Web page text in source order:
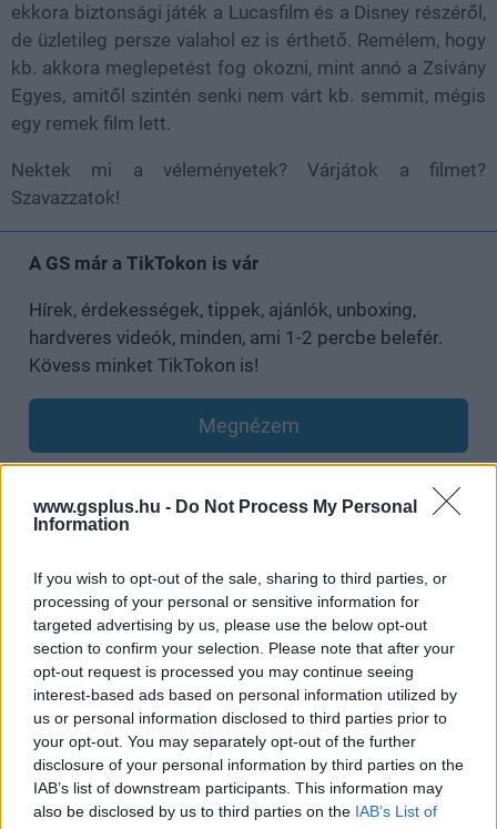
www.gsplus.hu - Do Not Process My Personal
Information
If you wish to opt-out of the sale, sharing to third parties, or
processing of your personal or sensitive information for
targeted advertising by us, please use the below opt-out
section to confirm your selection. Please note that after your
opt-out request is processed you may continue seeing
interest-based ads based on personal information utilized by
us or personal information disclosed to third parties prior to
your opt-out. You may separately opt-out of the further
disclosure of your personal information by third parties on the
IAB’s list of downstream participants. This information may
also be disclosed by us to third parties on the IAB’s List of
ekkora biztonsági játék a Lucasfilm és a Disney részéről,
de üzletileg persze valahol ez is érthető. Remélem, hogy
kb. akkora meglepetést fog okozni, mint annó a Zsivány
Egyes, amitől szintén senki nem várt kb. semmit, mégis
egy remek film lett.
Nektek mi a véleményetek? Várjátok a filmet?
Szavazzatok!
A GS már a TikTokon is vár
Hírek, érdekességek, tippek, ajánlók, unboxing,
hardveres videók, minden, ami 1-2 percbe belefér.
Kövess minket TikTokon is!
Megnézem
SMASH by Meló-Diák: Homok, zene és a nyár legjobb
Július végén folytatódik a balatoni strandröplabda-
sorozat.
#star wars #a mandalóri és grogu #szavazás